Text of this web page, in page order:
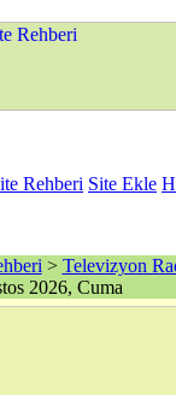
Rehberi Site Ekle
> Televizyon
2026, Cuma